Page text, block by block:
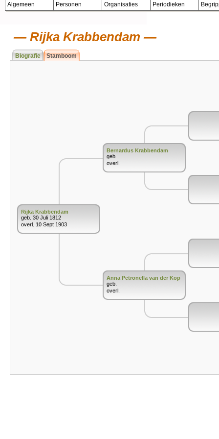
Algemeen Personen Organisaties Periodieken
Rijka Krabbendam
Biografie Stamboom
Rijka Krabbendam
geb. 30 Juli 1812
overl. 10 Sept 1903
Bernardus Krabbendam
geb.
overl.
Anna Petronella van der Kop
geb.
overl.